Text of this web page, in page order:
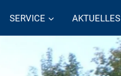
SERVICE AKTUELLES